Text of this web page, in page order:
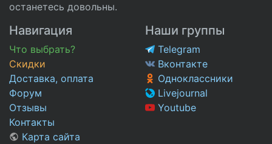
останетесь довольны.
Навигация
Что выбрать?
Скидки
Доставка, оплата
Форум
Отзывы
Контакты
Карта сайта
Наши группы
Telegram
Вконтакте
Одноклассники
Livejournal
Youtube